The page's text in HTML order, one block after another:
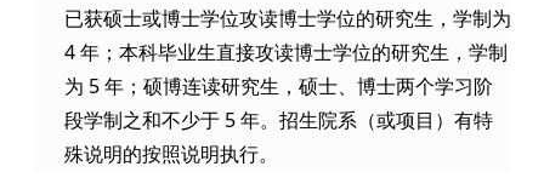
已获硕士或博士学位攻读博士学位的研究生，学制为
4 年；本科毕业生直接攻读博士学位的研究生，学制
为 5 年；硕博连读研究生，硕士、博士两个学习阶
段学制之和不少于 5 年。招生院系（或项目）有特
殊说明的按照说明执行。